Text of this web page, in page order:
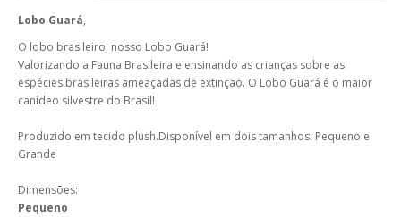
Lobo Guará,
O lobo brasileiro, nosso Lobo Guará!
Valorizando a Fauna Brasileira e ensinando as crianças sobre as
espécies brasileiras ameaçadas de extinção. O Lobo Guará é o maior
canídeo silvestre do Brasil!
Produzido em tecido plush.Disponível em dois tamanhos: Pequeno e
Grande
Dimensões:
Pequeno